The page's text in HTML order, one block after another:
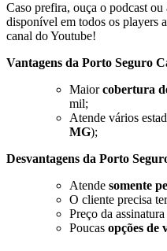
Caso prefira, ouça o podcast ou
disponível em todos os players
canal do Youtube!
Vantagens da Porto Seguro
Maiorcobertura
mil;
Atende vários
MG);
Desvantagens da Porto
Atende somente
O cliente precisa
Preço da
Poucas opções de